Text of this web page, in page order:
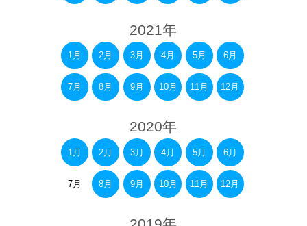
2021年
1月 2月 3月 4月 5月 6月
7月 8月 9月 10月 11月 12月
2020年
1月 2月 3月 4月 5月 6月
7月 8月 9月 10月 11月 12月